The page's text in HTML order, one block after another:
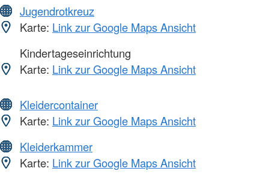
Jugendrotkreuz
Karte: Link zur Google Maps Ansicht
Kindertageseinrichtung
Karte: Link zur Google Maps Ansicht
Kleidercontainer
Karte: Link zur Google Maps Ansicht
Kleiderkammer
Karte: Link zur Google Maps Ansicht